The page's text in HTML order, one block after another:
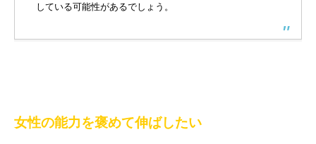
している可能性があるでしょう。
女性の能力を褒めて伸ばしたい